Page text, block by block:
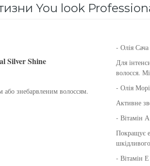
You look
Silver Shine
або знебарвленим волоссям.
- Олія Сача
Для
волосся.
- Олія
Активне
- Вітамін А
Покращує
- Вітамін Е